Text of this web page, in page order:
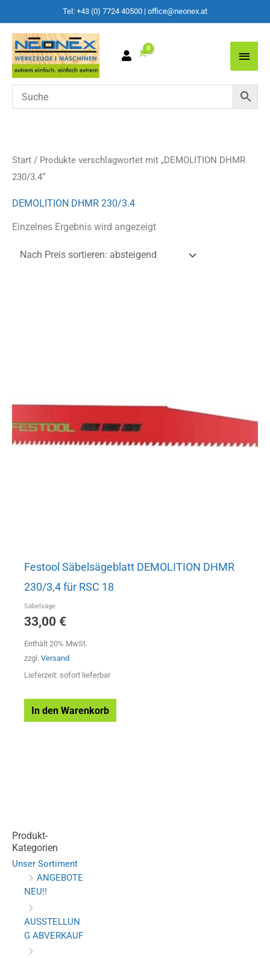
Tel: +43 (0) 7724 40500 | office@neonex.at
Main
Produkt-
Kategorien
Unser Sortiment
ANGEBOTE
NEU!!
AUSSTELLUN
G ABVERKAUF
Start / Produkte verschlagwortet mit „DEMOLITION DHMR
230/3.4“
DEMOLITION DHMR 230/3.4
Einzelnes Ergebnis wird angezeigt
Festool Säbelsägeblatt DEMOLITION DHMR
230/3,4 für RSC 18
Säbelsäge
33,00 €
Enthält 20% MwSt.
zzgl. Versand
Lieferzeit: sofort lieferbar
In den Warenkorb